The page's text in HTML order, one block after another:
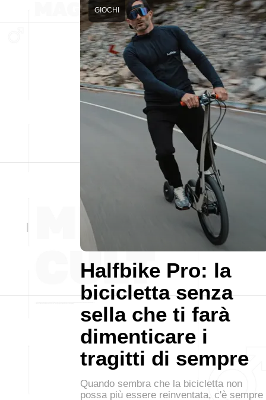
Halfbike Pro: la
bicicletta senza
sella che ti farà
dimenticare i
tragitti di sempre
GIOCHI
Quando sembra che la bicicletta non
possa più essere reinventata, c'è sempre